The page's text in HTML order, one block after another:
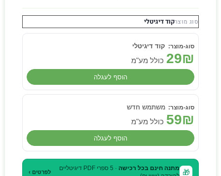
סוג מוצרקוד דיגיטלי
קוד דיגיטלי
29₪ כולל מע"מ
הוסף לעגלה
משתמש חדש
59₪ כולל מע"מ
הוסף לעגלה
🎁 מתנה חינם בכל רכישה
· 5 ספרי PDF דיגיטליים
לפרטים ›